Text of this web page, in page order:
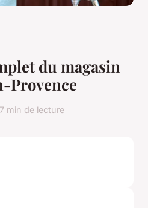
du magasin
Provence
7 min de lecture